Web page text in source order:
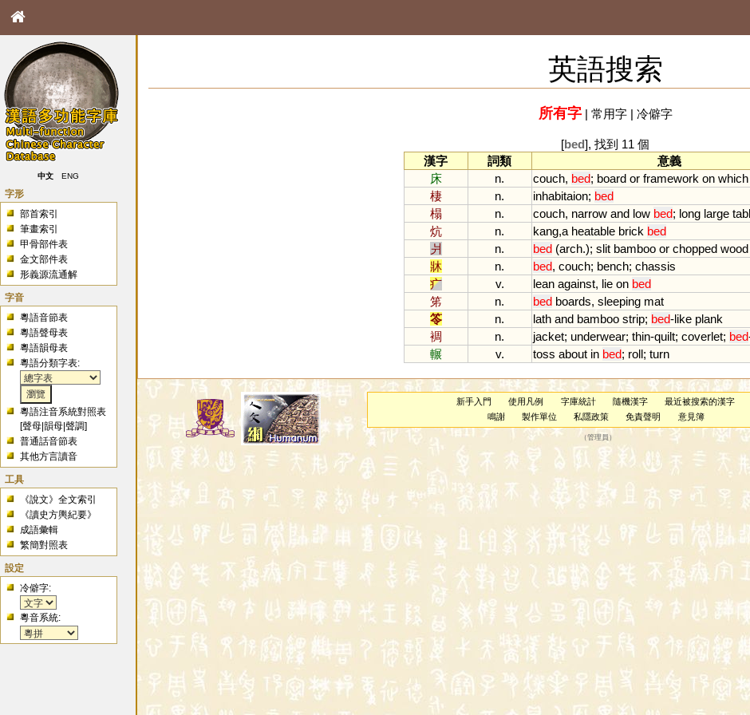
中文 ENG
字形
部首索引
筆畫索引
甲骨部件表
金文部件表
形義源流通解
字音
粵語音節表
粵語聲母表
粵語韻母表
粵語分類字表:
粵語注音系統對照表
[聲母 |韻母 |聲調]
普通話音節表
其他方言讀音
工具
《說文》全文索引
《讀史方輿紀要》
成語彙輯
繁簡對照表
設定
冷僻字:
粵音系統:
英語搜索
所有字| 常用字| 冷僻字
[bed], 找到 11 個
漢字
詞類
意義
床
n. couch, bed; board or framework on which
棲
n. inhabitaion; bed
榻
n. couch, narrow and low bed; long large
炕
n. kang,a heatable brick bed
爿
n. bed(arch.); slit bamboo or chopped wood
牀
n. bed, couch; bench; chassis
疒
v. lean against, lie on bed
笫
n. bed boards, sleeping mat
笭
n. lath and bamboo strip; bed-like plank
裯
n. jacket; underwear; thin-quilt; coverlet; bed
輾
v. toss about in bed; roll; turn
新手入門 使用凡例 字庫統計 隨機漢字
最近被搜索的漢字
鳴謝
製作單位 私隱政策 免責聲明 意見簿
（管理員 ）